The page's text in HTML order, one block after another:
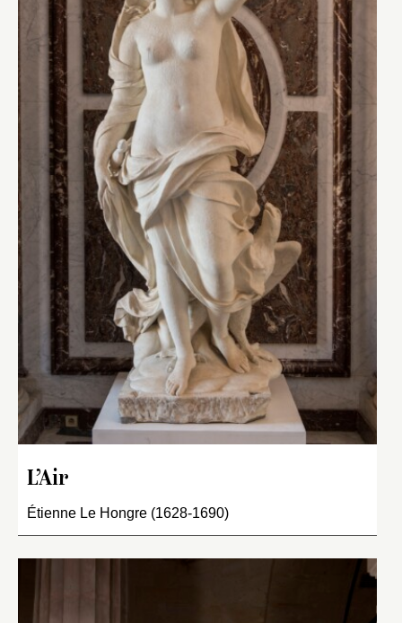
L’Air
Étienne Le Hongre (1628-1690)